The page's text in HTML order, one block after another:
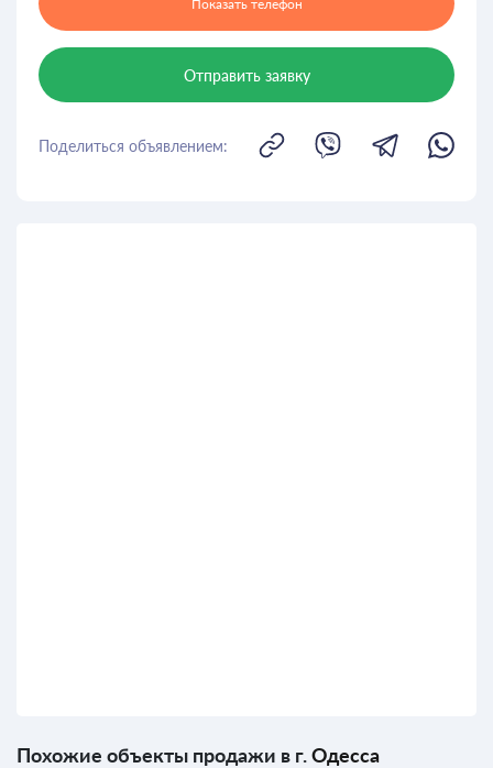
Показать телефон
Отправить заявку
Поделиться объявлением:
Похожие объекты продажи в г.Одесса